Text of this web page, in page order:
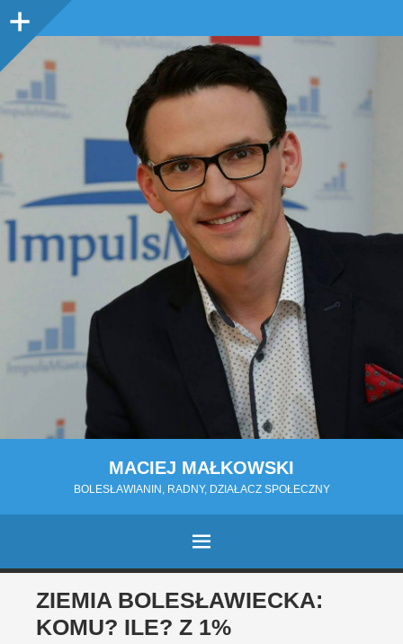
Panel
MACIEJ MAŁKOWSKI
BOLESŁAWIANIN, RADNY, DZIAŁACZ SPOŁECZNY
MENU
PRZESKOCZ
TREŚCI
ZIEMIA BOLESŁAWIECKA:
KOMU? ILE? Z 1%